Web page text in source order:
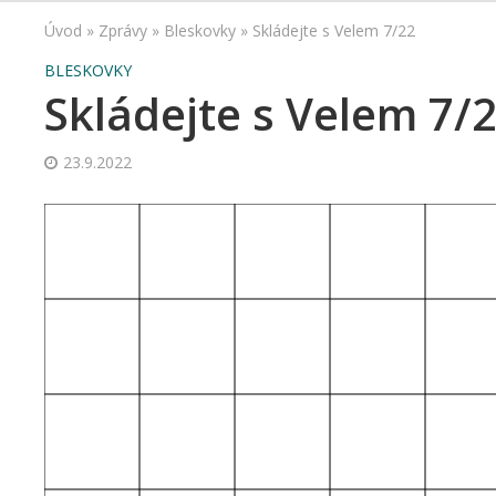
Úvod » Zprávy » Bleskovky » Skládejte s Velem 7/22
BLESKOVKY
Skládejte s Velem 7/
23.9.2022